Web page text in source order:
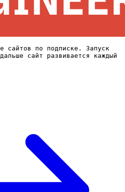
сайтов по подписке. Запуск
сайт развивается каждый